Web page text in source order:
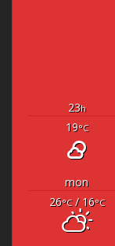
23h
19°C
mon
26°C/ 16°C